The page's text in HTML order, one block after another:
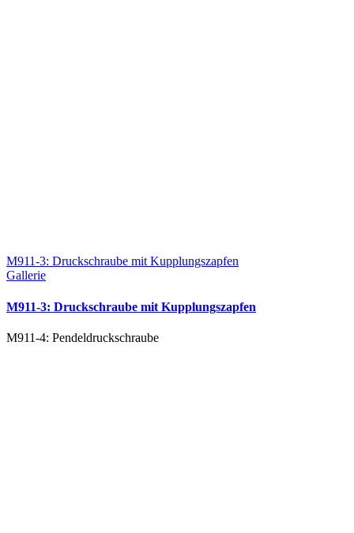
M911-3: Druckschraube mit Kupplungszapfen
Gallerie
M911-3: Druckschraube mit Kupplungszapfen
M911-4: Pendeldruckschraube